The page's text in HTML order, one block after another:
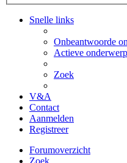
Snelle links
Onbeantwoorde
Actieve
Zoek
V&A
Contact
Aanmelden
Registreer
Forumoverzicht